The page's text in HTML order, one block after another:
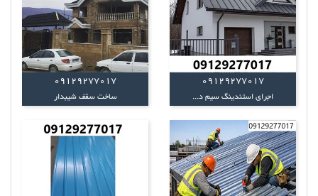
09129277017
اجرای استندینگ سیم د...
09129277017
ساخت سقف شیبدار